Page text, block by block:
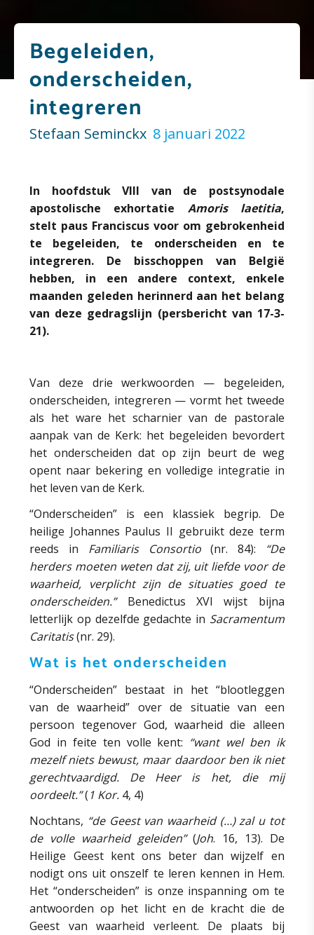
Begeleiden,
onderscheiden,
integreren
Stefaan Seminckx 8 januari 2022
In hoofdstuk VIII van de postsynodale
apostolische exhortatie Amoris laetitia,
stelt paus Franciscus voor om gebrokenheid
te begeleiden, te onderscheiden en te
integreren. De bisschoppen van België
hebben, in een andere context, enkele
maanden geleden herinnerd aan het belang
van deze gedragslijn (persbericht van 17-3-
21).
Van deze drie werkwoorden — begeleiden,
onderscheiden, integreren — vormt het tweede
als het ware het scharnier van de pastorale
aanpak van de Kerk: het begeleiden bevordert
het onderscheiden dat op zijn beurt de weg
opent naar bekering en volledige integratie in
het leven van de Kerk.
“Onderscheiden” is een klassiek begrip. De
heilige Johannes Paulus II gebruikt deze term
reeds in Familiaris Consortio(nr. 84):
“De
herders moeten weten dat zij, uit liefde voor de
waarheid, verplicht zijn de situaties goed te
onderscheiden.”Benedictus XVI wijst bijna
letterlijk op dezelfde gedachte in Sacramentum
Caritatis(nr. 29).
Wat is het onderscheiden
“Onderscheiden” bestaat in het “blootleggen
van de waarheid” over de situatie van een
persoon tegenover God, waarheid die alleen
God in feite ten volle kent: “want wel ben ik
mezelf niets bewust, maar daardoor ben ik niet
gerechtvaardigd. De Heer is het, die mij
oordeelt.”( 1 Kor. 4, 4)
Nochtans, “de Geest van waarheid (…) zal u tot
de volle waarheid geleiden”(Joh. 16, 13). De
Heilige Geest kent ons beter dan wijzelf en
nodigt ons uit onszelf te leren kennen in Hem.
Het “onderscheiden” is onze inspanning om te
antwoorden op het licht en de kracht die de
Geest van waarheid verleent. De plaats bij